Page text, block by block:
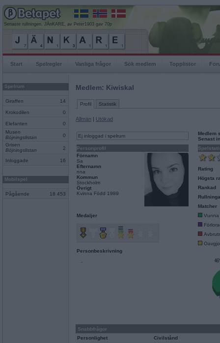
Senaste rullningen, JÄnKARE, av Peter1903 gav 70p
Start Spelregler Vanliga frågor Sök medlem Topplistor
Spelrum
Giraffen 14
Krokodilen 0
Elefanten
0
Musen
Böjningslistan
0
Grisen
Böjningslistan
2
Inloggade 16
Mobilspel
Pågående 18 453
Medlem: Kiwiskal
Profil Statistik
Allmän | Utökad
Ej inloggad i spelrum
Personprofil
Förnamn
Sa
Efternamn
nna
Kommun
Stockholm
Övrigt
Kvinna Född 1989
Medaljer
Personbeskrivning
-
Medlem
Senast
Rating
Högsta
Rankad
Matcher
Vunna
Snabbfrågor
Personlighet
Civilstånd